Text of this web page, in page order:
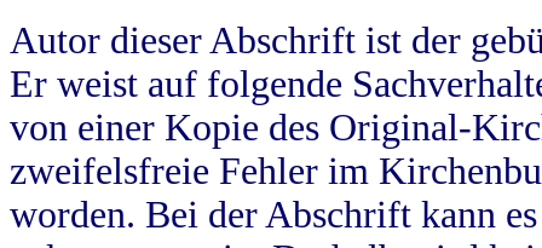
Autor dieser Abschrift ist der
Er weist auf folgende
von einer Kopie des Original-
zweifelsfreie Fehler im
worden. Bei der Abschrift kann